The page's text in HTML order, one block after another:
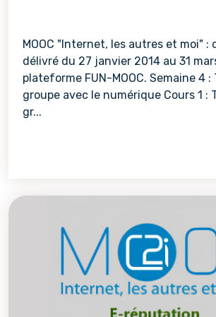
MOOC "Internet, les autres et moi" :
délivré du 27 janvier 2014 au 31
plateforme FUN-MOOC. Semaine 4 :
groupe avec le numérique Cours 1 :
gr...
Voir